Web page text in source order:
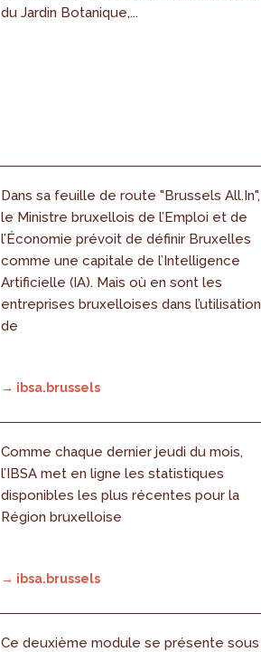
du Jardin Botanique,...
Dans sa feuille de route "Brussels All.In",
le Ministre bruxellois de l’Emploi et de
l’Économie prévoit de définir Bruxelles
comme une capitale de l’Intelligence
Artificielle (IA). Mais où en sont les
entreprises bruxelloises dans l’utilisation
de
→ ibsa.brussels
Comme chaque dernier jeudi du mois,
l’IBSA met en ligne les statistiques
disponibles les plus récentes pour la
Région bruxelloise
→ ibsa.brussels
Ce deuxième module se présente sous